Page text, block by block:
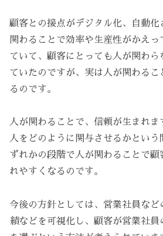
顧客との接点がデジタル化、自動化
関わることで効率や生産性がかえ
ていて、顧客にとっても人が関わら
ていたのですが、実は人が関わるこ
るのです。
人が関わることで、信頼が生まれま
人をどのように関与させるかという
ずれかの段階で人が関わることで顧
れやすくなるのです。
今後の方針としては、営業社員な
績などを可視化し、顧客が営業社